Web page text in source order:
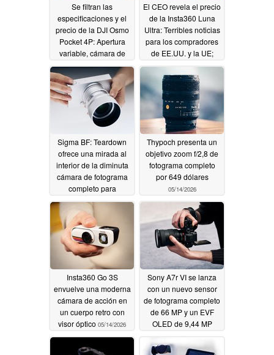
Se filtran las
especificaciones y el
precio de la DJI Osmo
Pocket 4P: Apertura
variable, cámara de
48MP con zoom, D-
Log 205/17/2026
El CEO revela el precio
de la Insta360 Luna
Ultra: Terribles noticias
para los compradores
de EE.UU. y la UE;
buenas noticias para la
Osmo Pocket 4
05/16/2026
Sigma BF: Teardown
ofrece una mirada al
interior de la diminuta
cámara de fotograma
completo para
minimalistas05/15/2026
Thypoch presenta un
objetivo zoom f/2,8 de
fotograma completo
por 649 dólares
05/14/2026
Insta360 Go 3S
envuelve una moderna
cámara de acción en
un cuerpo retro con
visor óptico 05/14/2026
Sony A7r VI se lanza
con un nuevo sensor
de fotograma completo
de 66 MP y un EVF
OLED de 9,44 MP